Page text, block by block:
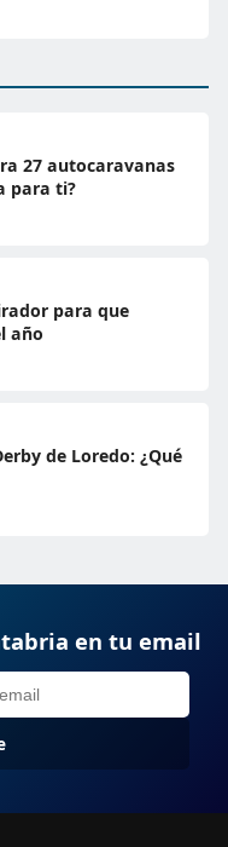
27 autocaravanas
para ti?
para que
año
de Loredo: ¿Qué
en tu email